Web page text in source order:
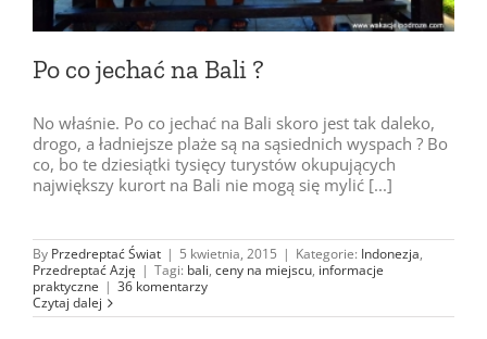
Po co jechać na Bali ?
No właśnie. Po co jechać na Bali skoro jest tak daleko,
drogo, a ładniejsze plaże są na sąsiednich wyspach ? Bo
co, bo te dziesiątki tysięcy turystów okupujących
największy kurort na Bali nie mogą się mylić [...]
By Przedreptać Świat | 5 kwietnia, 2015 | Kategorie: Indonezja,
Przedreptać Azję | Tagi: bali, ceny na miejscu, informacje
praktyczne | 36 komentarzy
Czytaj dalej